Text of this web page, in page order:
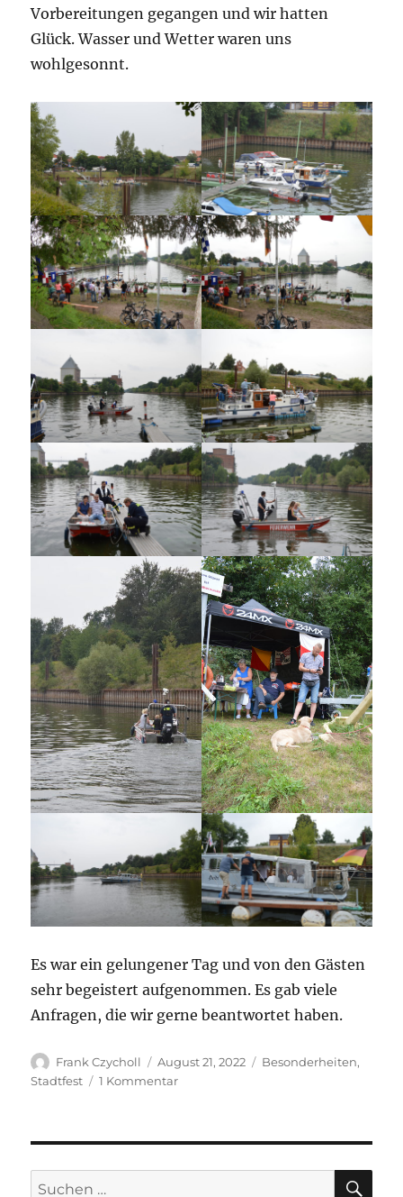
Vorbereitungen gegangen und wir hatten
Glück. Wasser und Wetter waren uns
wohlgesonnt.
Es war ein gelungener Tag und von den Gästen
sehr begeistert aufgenommen. Es gab viele
Anfragen, die wir gerne beantwortet haben.
Autor
Frank Czycholl
Veröffentlicht
am
August 21, 2022 Kategorien
Besonderheiten,
Stadtfest
1 Kommentarzu
Suche